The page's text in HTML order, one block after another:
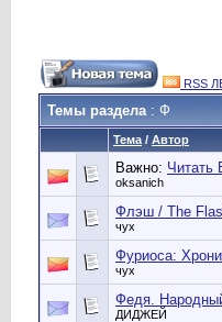
RSS
Темы раздела: Ф
Тема / Автор
Важно: Читать
oksanich
Флэш / The
чух
Фуриоса:
чух
Федя.
ДИДЖЕЙ